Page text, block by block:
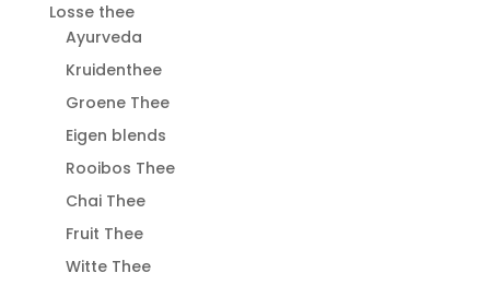
Losse thee
Ayurveda
Kruidenthee
Groene Thee
Eigen blends
Rooibos Thee
Chai Thee
Fruit Thee
Witte Thee